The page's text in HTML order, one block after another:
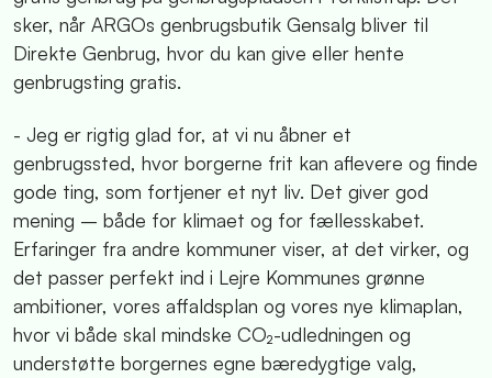
sker, når ARGOs genbrugsbutik Gensalg bliver til
Direkte Genbrug, hvor du kan give eller hente
genbrugsting gratis.
- Jeg er rigtig glad for, at vi nu åbner et
genbrugssted, hvor borgerne frit kan aflevere og finde
gode ting, som fortjener et nyt liv. Det giver god
mening – både for klimaet og for fællesskabet.
Erfaringer fra andre kommuner viser, at det virker, og
det passer perfekt ind i Lejre Kommunes grønne
ambitioner, vores affaldsplan og vores nye klimaplan,
hvor vi både skal mindske CO₂-udledningen og
understøtte borgernes egne bæredygtige valg,